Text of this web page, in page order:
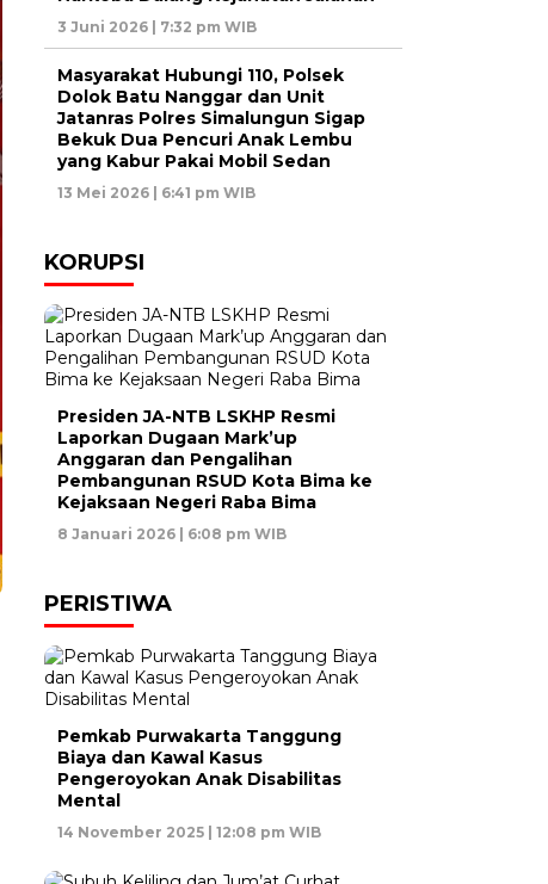
3 Juni 2026 | 7:32 pm WIB
Masyarakat Hubungi 110, Polsek
Dolok Batu Nanggar dan Unit
Jatanras Polres Simalungun Sigap
Bekuk Dua Pencuri Anak Lembu
yang Kabur Pakai Mobil Sedan
13 Mei 2026 | 6:41 pm WIB
KORUPSI
Presiden JA-NTB LSKHP Resmi
Laporkan Dugaan Mark’up
Anggaran dan Pengalihan
Pembangunan RSUD Kota Bima ke
Kejaksaan Negeri Raba Bima
8 Januari 2026 | 6:08 pm WIB
PERISTIWA
Pemkab Purwakarta Tanggung
Biaya dan Kawal Kasus
Pengeroyokan Anak Disabilitas
Mental
14 November 2025 | 12:08 pm WIB